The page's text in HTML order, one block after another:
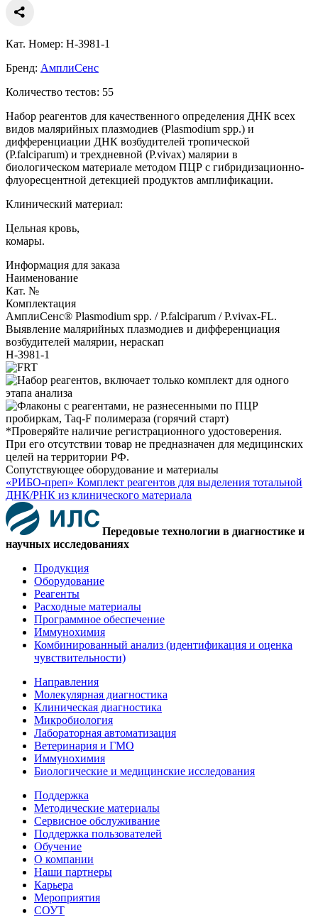
Кат. Номер: H-3981-1
Бренд: АмплиСенс
Количество тестов: 55
Набор реагентов для качественного определения ДНК всех
видов малярийных плазмодиев (Plasmodium spp.) и
дифференциации ДНК возбудителей тропической
(P.falciparum) и трехдневной (P.vivax) малярии в
биологическом материале методом ПЦР с гибридизационно-
флуоресцентной детекцией продуктов амплификации.
Клинический материал:
Цельная кровь,
комары.
Информация для заказа
Наименование
Кат. №
Комплектация
АмплиСенс® Plasmodium spp. / P.falciparum / P.vivax-FL.
Выявление малярийных плазмодиев и дифференциация
возбудителей малярии, нераскап
H-3981-1
*Проверяйте наличие регистрационного удостоверения.
При его отсутствии товар не предназначен для медицинских
целей на территории РФ.
Сопутствующее оборудование и материалы
«РИБО-преп» Комплект реагентов для выделения тотальной
ДНК/РНК из клинического материала
Передовые технологии в диагностике и
научных исследованиях
Продукция
Оборудование
Реагенты
Расходные материалы
Программное обеспечение
Иммунохимия
Комбинированный анализ (идентификация и оценка
чувствительности)
Направления
Молекулярная диагностика
Клиническая диагностика
Микробиология
Лабораторная автоматизация
Ветеринария и ГМО
Иммунохимия
Биологические и медицинские исследования
Поддержка
Методические материалы
Сервисное обслуживание
Поддержка пользователей
Обучение
О компании
Наши партнеры
Карьера
Мероприятия
СОУТ